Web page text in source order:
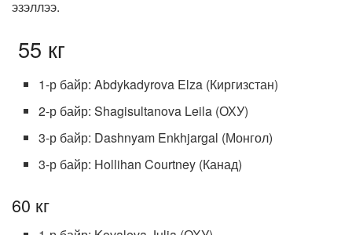
эзэллээ.
55 кг
1-р байр: Abdykadyrova Elza (Киргизстан)
2-р байр: Shagisultanova Leila (ОХУ)
3-р байр: Dashnyam Enkhjargal (Монгол)
3-р байр: Hollihan Courtney (Канад)
60 кг